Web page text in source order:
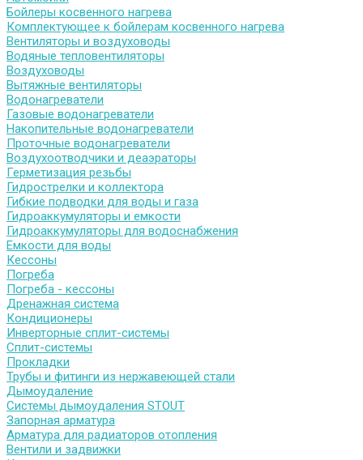
Бойлеры косвенного нагрева
Комплектующее к бойлерам косвенного нагрева
Вентиляторы и воздуховоды
Водяные тепловентиляторы
Воздуховоды
Вытяжные вентиляторы
Водонагреватели
Газовые водонагреватели
Накопительные водонагреватели
Проточные водонагреватели
Воздухоотводчики и деаэраторы
Герметизация резьбы
Гидрострелки и коллектора
Гибкие подводки для воды и газа
Гидроаккумуляторы и емкости
Гидроаккумуляторы для водоснабжения
Емкости для воды
Кессоны
Погреба
Погреба - кессоны
Дренажная система
Кондиционеры
Инверторные сплит-системы
Сплит-системы
Прокладки
Трубы и фитинги из нержавеющей стали
Дымоудаление
Системы дымоудаления STOUT
Запорная арматура
Арматура для радиаторов отопления
Вентили и задвижки